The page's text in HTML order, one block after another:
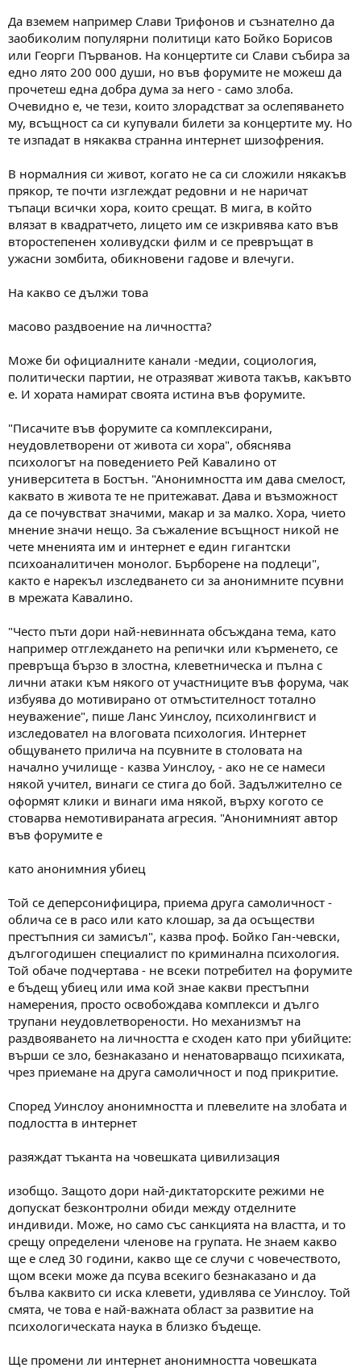
Да вземем например Слави Трифонов и съзнателно да
заобиколим популярни политици като Бойко Борисов
или Георги Първанов. На концертите си Слави събира за
едно лято 200 000 души, но във форумите не можеш да
прочетеш една добра дума за него - само злоба.
Очевидно е, че тези, които злорадстват за ослепяването
му, всъщност са си купували билети за концертите му. Но
те изпадат в някаква странна интернет шизофрения.
В нормалния си живот, когато не са си сложили някакъв
прякор, те почти изглеждат редовни и не наричат
тъпаци всички хора, които срещат. В мига, в който
влязат в квадратчето, лицето им се изкривява като във
второстепенен холивудски филм и се превръщат в
ужасни зомбита, обикновени гадове и влечуги.
На какво се дължи това
масово раздвоение на личността?
Може би официалните канали -медии, социология,
политически партии, не отразяват живота такъв, какъвто
е. И хората намират своята истина във форумите.
"Писачите във форумите са комплексирани,
неудовлетворени от живота си хора", обяснява
психологът на поведението Рей Кавалино от
университета в Бостън. "Анонимността им дава смелост,
каквато в живота те не притежават. Дава и възможност
да се почувстват значими, макар и за малко. Хора, чието
мнение значи нещо. За съжаление всъщност никой не
чете мненията им и интернет е един гигантски
психоаналитичен монолог. Бърборене на подлеци",
както е нарекъл изследването си за анонимните псувни
в мрежата Кавалино.
"Често пъти дори най-невинната обсъждана тема, като
например отглеждането на репички или кърменето, се
превръща бързо в злостна, клеветническа и пълна с
лични атаки към някого от участниците във форума, чак
избуява до мотивирано от отмъстителност тотално
неуважение", пише Ланс Уинслоу, психолингвист и
изследовател на влоговата психология. Интернет
общуването прилича на псувните в столовата на
начално училище - казва Уинслоу, - ако не се намеси
някой учител, винаги се стига до бой. Задължително се
оформят клики и винаги има някой, върху когото се
стоварва немотивираната агресия. "Анонимният автор
във форумите е
като анонимния убиец
Той се деперсонифицира, приема друга самоличност -
облича се в расо или като клошар, за да осъществи
престъпния си замисъл", казва проф. Бойко Ган-чевски,
дългогодишен специалист по криминална психология.
Той обаче подчертава - не всеки потребител на форумите
е бъдещ убиец или има кой знае какви престъпни
намерения, просто освобождава комплекси и дълго
трупани неудовлетворености. Но механизмът на
раздвояването на личността е сходен като при убийците:
върши се зло, безнаказано и ненатоварващо психиката,
чрез приемане на друга самоличност и под прикритие.
Според Уинслоу анонимността и плевелите на злобата и
подлостта в интернет
разяждат тъканта на човешката цивилизация
изобщо. Защото дори най-диктаторските режими не
допускат безконтролни обиди между отделните
индивиди. Може, но само със санкцията на властта, и то
срещу определени членове на групата. Не знаем какво
ще е след 30 години, какво ще се случи с човечеството,
щом всеки може да псува всекиго безнаказано и да
бълва каквито си иска клевети, удивлява се Уинслоу. Той
смята, че това е най-важната област за развитие на
психологическата наука в близко бъдеще.
Ще промени ли интернет анонимността човешката